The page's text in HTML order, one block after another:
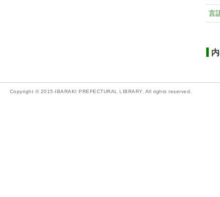
言
Copyright © 2015-IBARAKI PREFECTURAL LIBRARY. All rights reserved.